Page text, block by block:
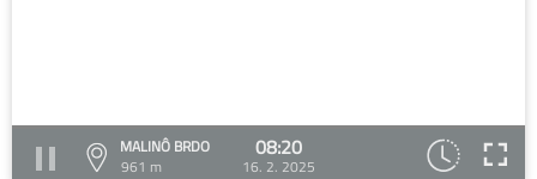
MALINÔ BRDO
961 m
08:20
16. 2. 2025